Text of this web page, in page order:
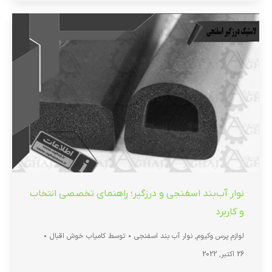
نوار آب‌بند اسفنجی و درزگیر؛ راهنمای تخصصی انتخاب
و کاربرد
لوازم پرس وکیوم, نوار آب بند اسفنجی توسط کامیاب خوش اقبال
26 اکتبر, 2022